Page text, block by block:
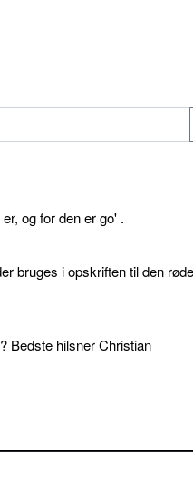
og for den er go' .
bruges i opskriften til den
Bedste hilsner Christian